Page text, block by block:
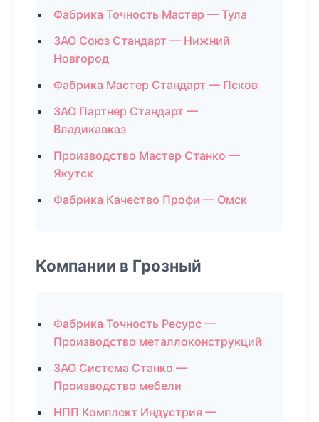
Фабрика Точность Мастер — Тула
ЗАО Союз Стандарт — Нижний
Новгород
Фабрика Мастер Стандарт — Псков
ЗАО Партнер Стандарт —
Владикавказ
Производство Мастер Станко —
Якутск
Фабрика Качество Профи — Омск
Компании в Грозный
Фабрика Точность Ресурс —
Производство металлоконструкций
ЗАО Система Станко —
Производство мебели
НПП Комплект Индустрия —